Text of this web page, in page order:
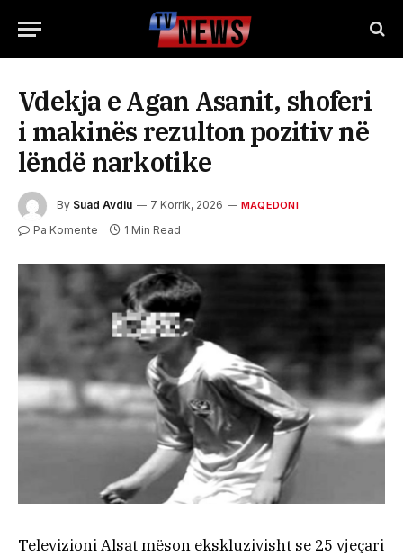
Vdekja e Agan Asanit, shoferi
i makinës rezulton pozitiv në
lëndë narkotike
By Suad Avdiu 7 Korrik, 2026 MAQEDONI
Pa Komente 1 Min Read
Televizioni Alsat mëson ekskluzivisht se 25 vjeçari